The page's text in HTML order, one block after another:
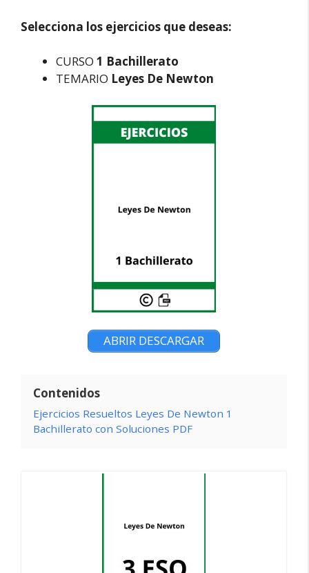
Selecciona los ejercicios que deseas:
CURSO 1 Bachillerato
TEMARIO Leyes De Newton
ABRIR DESCARGAR
Contenidos
Ejercicios Resueltos Leyes De Newton 1
Bachillerato con Soluciones PDF